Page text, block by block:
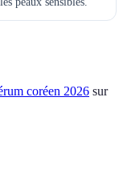
coréen 2026 sur